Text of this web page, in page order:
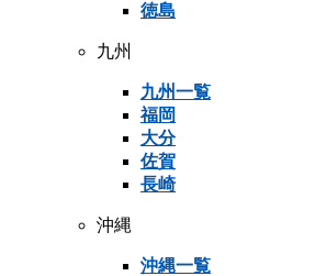
徳島
九州
九州一覧
福岡
大分
佐賀
長崎
沖縄
沖縄一覧